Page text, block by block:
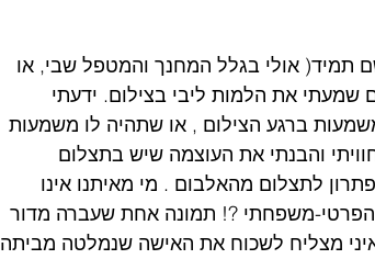
תמיד( אולי בגלל המחנך והמטפל שבי, או
את הלמות ליבי בצילום. ידעתי
ברגע הצילום , או שתהיה לו משמעות
והבנתי את העוצמה שיש בתצלום
לתצלום מהאלבום . מי מאיתנו אינו
הפרטי-משפחתי ?! תמונה אחת שעברה מדור
איני מצליח לשכוח את האישה שנמלטה מביתה